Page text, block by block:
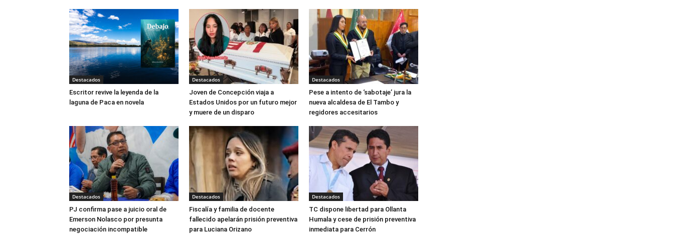
Destacados
Escritor revive la leyenda de la
laguna de Paca en novela
Destacados
Joven de Concepción viaja a
Estados Unidos por un futuro mejor
y muere de un disparo
Destacados
Pese a intento de ‘sabotaje’ jura la
nueva alcaldesa de El Tambo y
regidores accesitarios
Destacados
PJ confirma pase a juicio oral de
Emerson Nolasco por presunta
negociación incompatible
Destacados
Fiscalía y familia de docente
fallecido apelarán prisión preventiva
para Luciana Orizano
Destacados
TC dispone libertad para Ollanta
Humala y cese de prisión preventiva
inmediata para Cerrón